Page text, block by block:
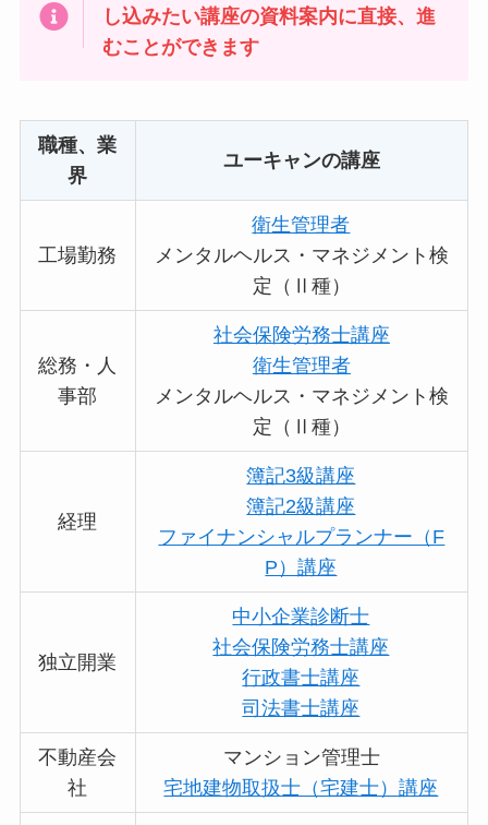
し込みたい講座の資料案内に直接、進
むことができます
職種、業
界
ユーキャンの講座
工場勤務
衛生管理者
メンタルヘルス・マネジメント検
定（Ⅱ種）
総務・人
事部
社会保険労務士講座
衛生管理者
メンタルヘルス・マネジメント検
定（Ⅱ種）
経理
簿記3級講座
簿記2級講座
ファイナンシャルプランナー（F
P）講座
独立開業
中小企業診断士
社会保険労務士講座
行政書士講座
司法書士講座
不動産会
社
マンション管理士
宅地建物取扱士（宅建士）講座